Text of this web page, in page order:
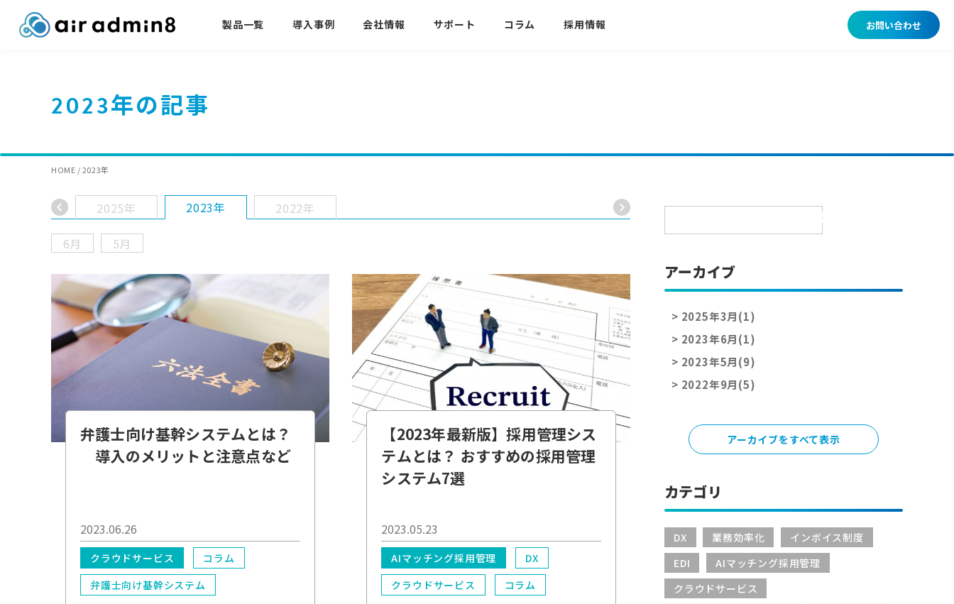
製品一覧 導入事例 会社情報 サポート コラム 採用情報 お問い合わせ
2023年の記事
HOME /2023年
2025年 2023年 2022年
6月 5月
弁護士向け基幹システムとは？
導入のメリットと注意点など
2023.06.26
クラウドサービス
コラム
弁護士向け基幹システム
【2023年最新版】採用管理シス
テムとは？ おすすめの採用管理
システム7選
2023.05.23
AIマッチング採用管理
DX
クラウドサービス
コラム
アーカイブ
> 2025年3月(1)
> 2023年6月(1)
> 2023年5月(9)
> 2022年9月(5)
アーカイブをすべて表示
カテゴリ
DX 業務効率化
インボイス制度
EDI
AIマッチング採用管理
クラウドサービス